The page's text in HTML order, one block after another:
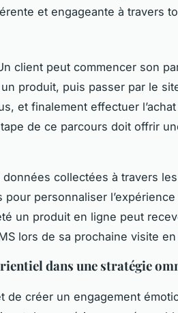
et engageante à travers
client peut commencer son
produit, puis passer par le
et finalement effectuer
de ce parcours doit offrir
données collectées à travers
personnaliser l’expérience
un produit en ligne peut
lors de sa prochaine visite en
dans une stratégie
de créer un engagement